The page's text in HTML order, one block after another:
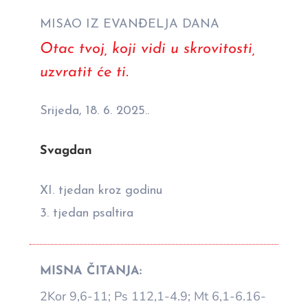
MISAO IZ EVANĐELJA DANA
Otac tvoj, koji vidi u skrovitosti,
uzvratit će ti.
Srijeda, 18. 6. 2025..
Svagdan
XI. tjedan kroz godinu
3. tjedan psaltira
MISNA ČITANJA:
2Kor 9,6-11; Ps 112,1-4.9; Mt 6,1-6.16-